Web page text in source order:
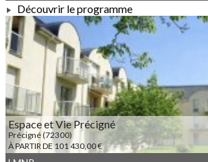
À PARTIR DE 121 920,00 €
Découvrir le programme
Espace et Vie Précigné
Précigné (72300)
À PARTIR DE 101 430,00 €